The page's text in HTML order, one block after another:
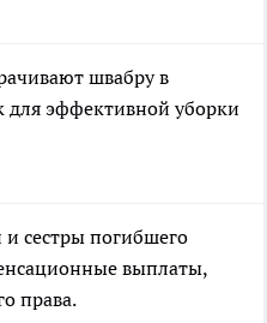
швабру в
эффективной уборки
и сестры погибшего
выплаты,
права.